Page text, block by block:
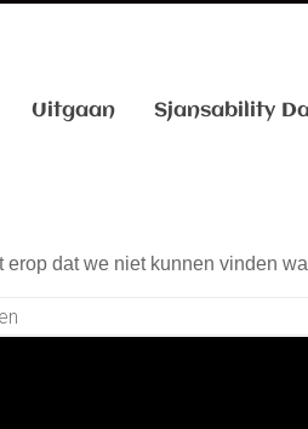
Uitgaan Sjansability
erop dat we niet kunnen vinden